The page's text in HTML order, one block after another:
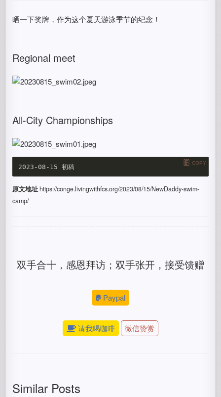
晒一下奖牌，作为这个夏天游泳季节的纪念！
Regional meet
All-City Championships
COPY
原文地址https://conge.livingwithfcs.org/2023/08/15/NewDaddy-swim-
camp/
双手合十，感恩拜访；双手张开，接受馈赠
Paypal
请我喝咖啡 微信赞赏
Similar Posts